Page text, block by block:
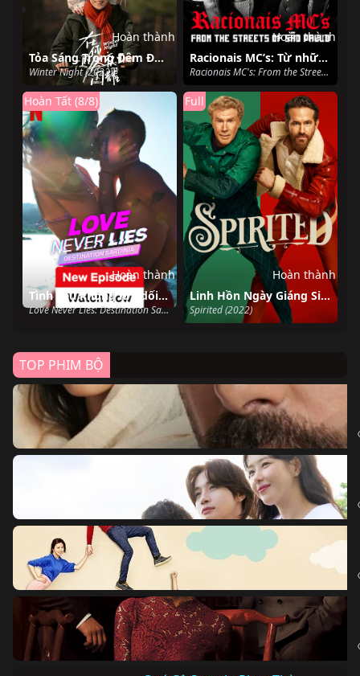
Tỏa Sáng Trong Đêm Đông Của Em
Winter Night (2022)
Hoàn thành
Racionais MC’s: Từ những con phố São Paulo
Racionais MC's: From the Streets of São Paulo (2022)
Hoàn thành
Tình yêu không lừa dối: Điểm đến Sardinia
Love Never Lies: Destination Sardinia (2022)
Hoàn Tất (8/8)
Hoàn thành
Linh Hồn Ngày Giáng Sinh
Spirited (2022)
Full
Hoàn thành
TOP PHIM BỘ